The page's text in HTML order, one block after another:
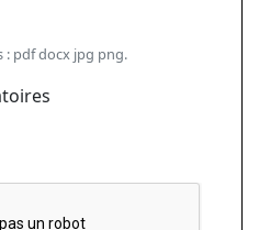
: pdf docx jpg png.